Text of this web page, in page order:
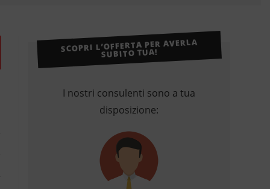
SCOPRI L’OFFERTA PER AVERLA
SUBITO TUA!
I nostri consulenti sono a tua
disposizione: